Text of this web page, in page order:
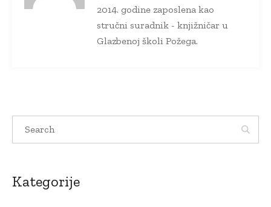
2014. godine zaposlena kao
stručni suradnik - knjižničar u
Glazbenoj školi Požega.
Kategorije